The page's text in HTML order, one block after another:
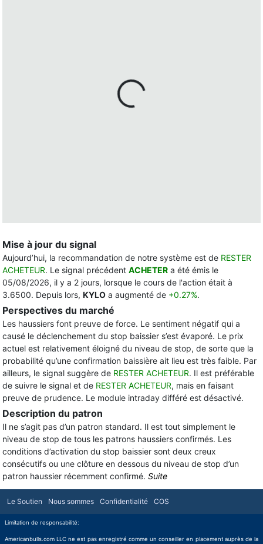
Mise à jour du signal
Aujourd’hui, la recommandation de notre système est de RESTER
ACHETEUR. Le signal précédent ACHETER a été émis le
05/08/2026, il y a 2 jours, lorsque le cours de l'action était à
3.6500. Depuis lors, KYLO a augmenté de +0.27%.
Perspectives du marché
Les haussiers font preuve de force. Le sentiment négatif qui a
causé le déclenchement du stop baissier s’est évaporé. Le prix
actuel est relativement éloigné du niveau de stop, de sorte que la
probabilité qu’une confirmation baissière ait lieu est très faible. Par
ailleurs, le signal suggère de RESTER ACHETEUR. Il est préférable
de suivre le signal et de RESTER ACHETEUR, mais en faisant
preuve de prudence. Le module intraday différé est désactivé.
Description du patron
Il ne s’agit pas d’un patron standard. Il est tout simplement le
niveau de stop de tous les patrons haussiers confirmés. Les
conditions d’activation du stop baissier sont deux creux
consécutifs ou une clôture en dessous du niveau de stop d’un
patron haussier récemment confirmé. Suite
Le Soutien Nous sommes Confidentialité COS
Limitation de responsabilité:
Americanbulls.com LLC ne est pas enregistré comme un conseiller en placement auprès de la